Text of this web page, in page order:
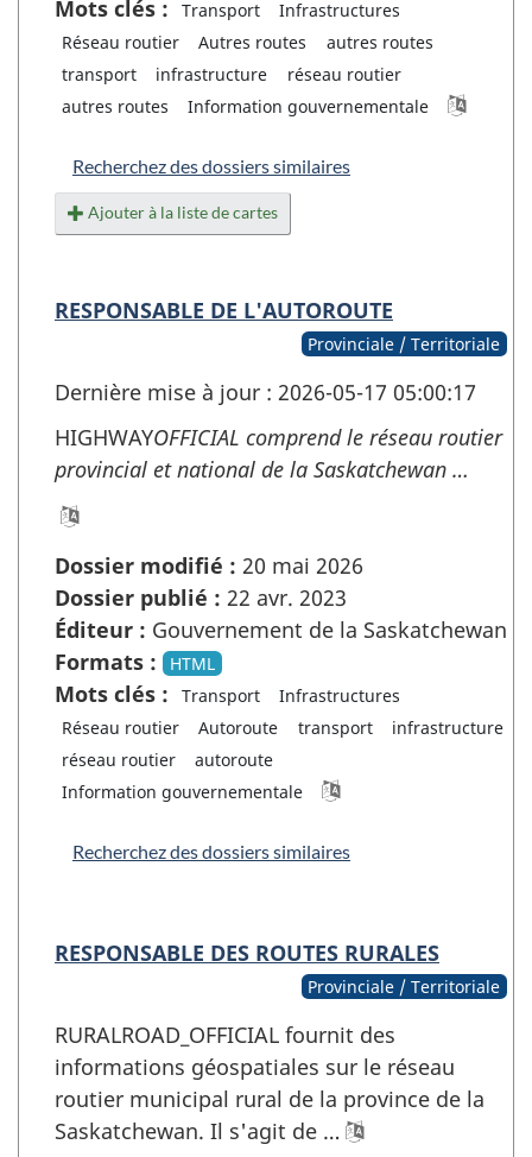
Mots clés : Transport
Infrastructures
Réseau routier
Autres routes
autres routes
transport
infrastructure
réseau routier
autres routes
Information gouvernementale
Recherchez des dossiers similaires
Ajouter à la liste de cartes
RESPONSABLE DE L'AUTOROUTE
Provinciale / Territoriale
Dernière mise à jour : 2026-05-17 05:00:17
HIGHWAYOFFICIAL comprend le réseau routier
provincial et national de la Saskatchewan …
Dossier modifié : 20 mai 2026
Dossier publié : 22 avr. 2023
Éditeur : Gouvernement de la Saskatchewan
Formats :
HTML
Mots clés : Transport
Infrastructures
Réseau routier
Autoroute transport
infrastructure
réseau routier
autoroute
Information gouvernementale
Recherchez des dossiers similaires
RESPONSABLE DES ROUTES RURALES
Provinciale / Territoriale
RURALROAD_OFFICIAL fournit des
informations géospatiales sur le réseau
routier municipal rural de la province de la
Saskatchewan. Il s'agit de …